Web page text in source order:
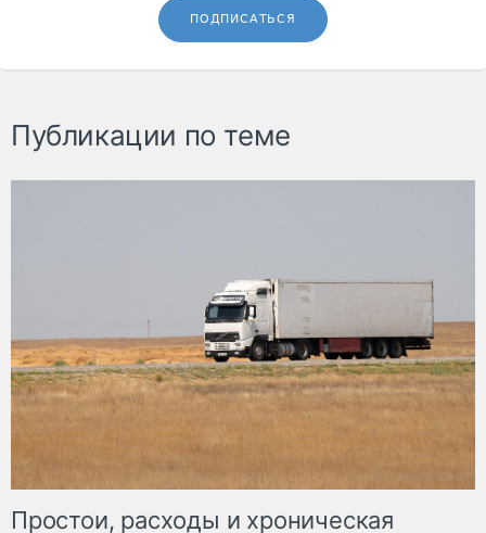
ПОДПИСАТЬСЯ
Публикации по теме
Простои, расходы и хроническая